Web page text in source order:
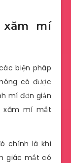
xăm mí
biện pháp
có được
mí đơn giản
xăm mí mắt
chính là khi
giác mắt có